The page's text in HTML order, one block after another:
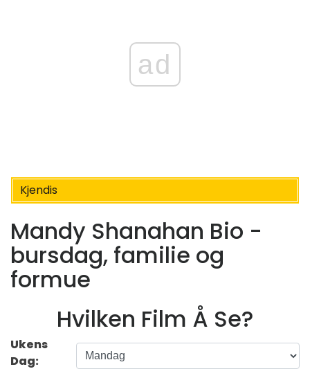
ad
Kjendis
Mandy Shanahan Bio -
bursdag, familie og
formue
Hvilken Film Å Se?
Ukens
Dag: